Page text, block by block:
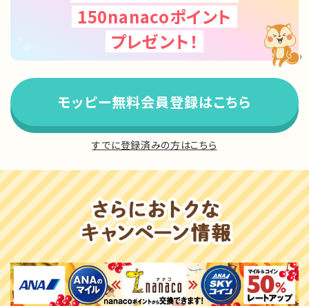
150nanacoポイント
プレゼント！
モッピー無料会員登録はこちら
すでに登録済みの方はこちら